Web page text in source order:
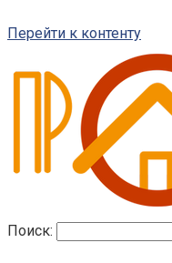
Перейти к контенту
Поиск: